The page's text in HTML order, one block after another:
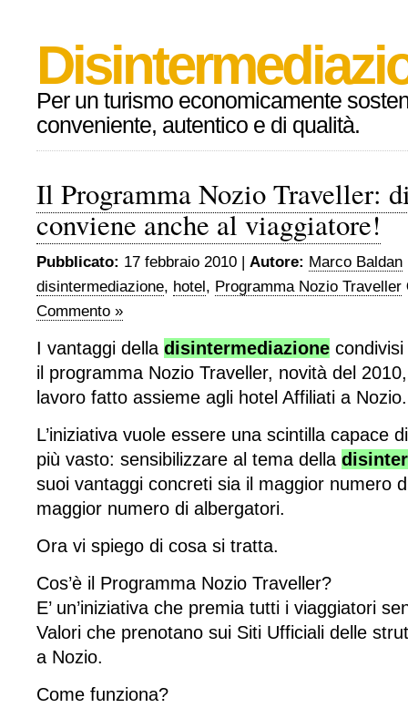
Per un turismo economicamente
conveniente, autentico e di qualità.
Il Programma Nozio Traveller:
conviene anche al viaggiatore!
Pubblicato: 17 febbraio 2010 | Autore: Marco Baldan
disintermediazione, hotel, Programma Nozio Traveller
Commento »
I vantaggi della disintermediazione
il programma Nozio Traveller, novità del
lavoro fatto assieme agli hotel Affiliati a Nozio.
L’iniziativa vuole essere una scintilla capace
più vasto: sensibilizzare al tema della
suoi vantaggi concreti sia il maggior numero
maggior numero di albergatori.
Ora vi spiego di cosa si tratta.
Cos’è il Programma Nozio Traveller?
E’ un’iniziativa che premia tutti i viaggiatori
Valori che prenotano sui Siti Ufficiali delle
a Nozio.
Come funziona?